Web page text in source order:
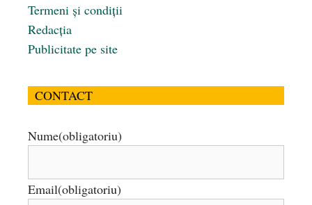
Termeni și condiții
Redacția
Publicitate pe site
CONTACT
Nume(obligatoriu)
Email(obligatoriu)